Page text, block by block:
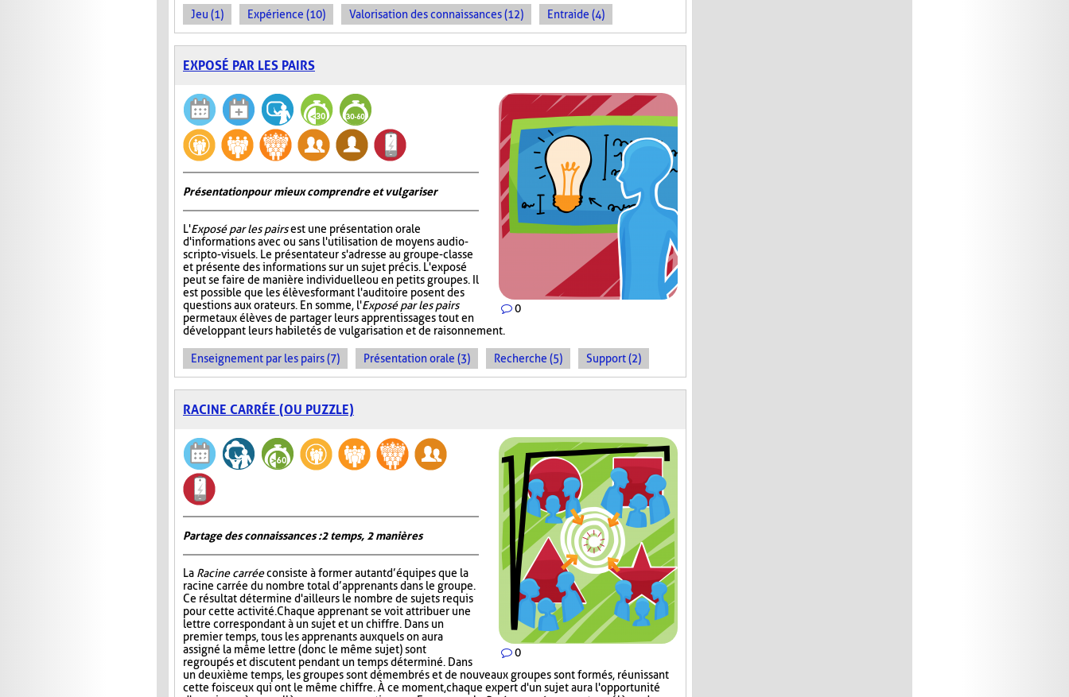
Jeu (1) Expérience (10) Valorisation des connaissances (12) Entraide (4)
EXPOSÉ PAR LES PAIRS
0
Présentation pour mieux comprendre et vulgariser
L'Exposé par les pairsest une présentation orale
d'informations avec ou sans l'utilisation de moyens audio-
scripto-visuels. Le présentateur s'adresse au groupe-classe
et présente des informations sur un sujet précis. L'exposé
peut se faire de manière individuelle ou en petits groupes. Il
est possible que les élèves formant l'auditoire posent des
questions aux orateurs. En somme, l'Exposé par les pairs
permet aux élèves de partager leurs apprentissages tout en
développant leurs habiletés de vulgarisation et de raisonnement.
Enseignement par les pairs (7) Présentation orale (3) Recherche (5) Support (2)
RACINE CARRÉE (OU PUZZLE)
0
Partage des connaissances : 2 temps, 2 manières
La Racine carréeconsiste à former autant d’équipes que la
racine carrée du nombre total d’apprenants dans le groupe.
Ce résultat détermine d'ailleurs le nombre de sujets requis
pour cette activité. Chaque apprenant se voit attribuer une
lettre correspondant à un sujet et un chiffre. Dans un
premier temps, tous les apprenants auxquels on aura
assigné la même lettre (donc le même sujet) sont
regroupés et discutent pendant un temps déterminé. Dans
un deuxième temps, les groupes sont démembrés et de nouveaux groupes sont formés, réunissant
cette fois ceux qui ont le même chiffre. À ce moment, chaque expert d'un sujet aura l'opportunité